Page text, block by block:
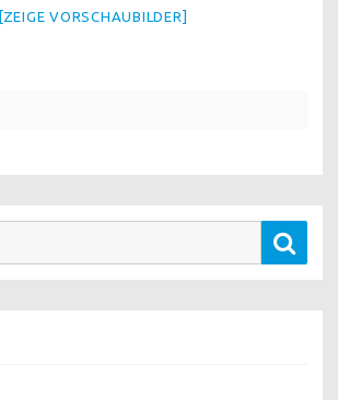
[ZEIGE VORSCHAUBILDER]